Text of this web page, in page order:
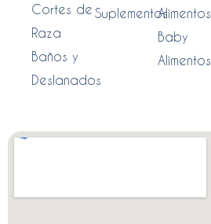
Cortes de
Raza
Baños y
Deslanados
SuplementosAlimentos
Baby
Alimentos